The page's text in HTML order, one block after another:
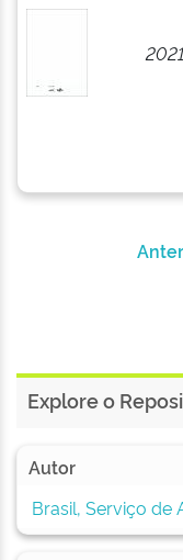
2021
Explore o
Autor
Brasil, Serviço de